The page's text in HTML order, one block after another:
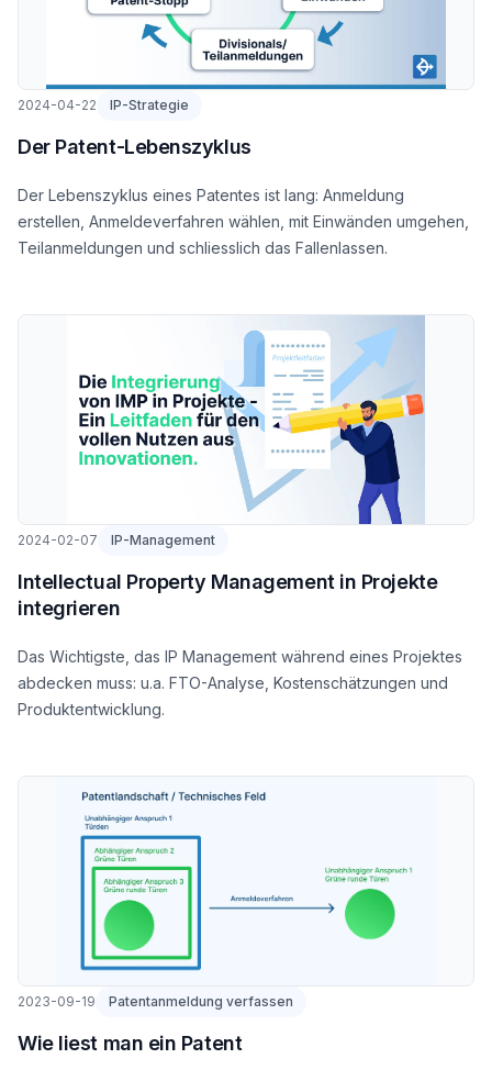
2024-04-22 IP-Strategie
Der Patent-Lebenszyklus
Der Lebenszyklus eines Patentes ist lang: Anmeldung
erstellen, Anmeldeverfahren wählen, mit Einwänden umgehen,
Teilanmeldungen und schliesslich das Fallenlassen.
2024-02-07 IP-Management
Intellectual Property Management in Projekte
integrieren
Das Wichtigste, das IP Management während eines Projektes
abdecken muss: u.a. FTO-Analyse, Kostenschätzungen und
Produktentwicklung.
2023-09-19 Patentanmeldung verfassen
Wie liest man ein Patent